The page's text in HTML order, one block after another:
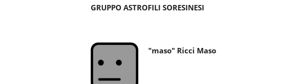
GRUPPO ASTROFILI SORESINESI
"maso" Ricci Maso